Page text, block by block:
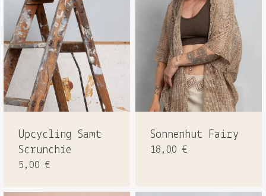
Upcycling Samt
Scrunchie
5,00 €
Sonnenhut Fairy
18,00 €